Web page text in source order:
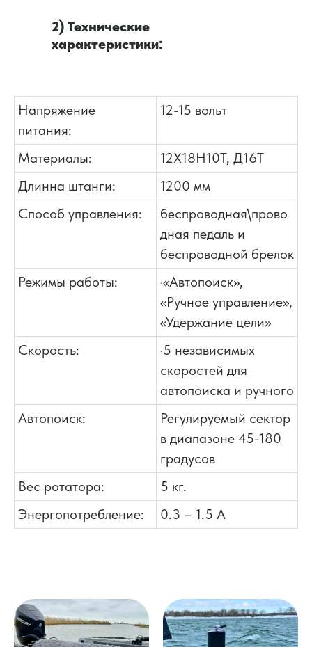
2) Технические
характеристики:
Напряжение
питания:
12-15 вольт
Материалы:
12Х18Н10Т, Д16Т
Длинна штанги:
1200 мм
Способ управления:
беспроводная\прово
дная педаль и
беспроводной брелок
Режимы работы:
·«Автопоиск»,
«Ручное управление»,
«Удержание цели»
Скорость:
·5 независимых
скоростей для
автопоиска и ручного
Автопоиск:
Регулируемый сектор
в диапазоне 45-180
градусов
Вес ротатора:
5 кг.
Энергопотребление:
0.3 – 1.5 А